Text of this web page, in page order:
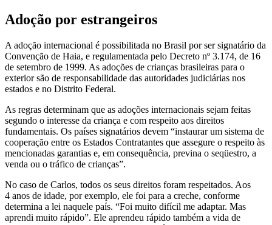
Adoção por estrangeiros
A adoção internacional é possibilitada no Brasil por ser signatário da
Convenção de Haia, e regulamentada pelo Decreto nº 3.174, de 16
de setembro de 1999. As adoções de crianças brasileiras para o
exterior são de responsabilidade das autoridades judiciárias nos
estados e no Distrito Federal.
As regras determinam que as adoções internacionais sejam feitas
segundo o interesse da criança e com respeito aos direitos
fundamentais. Os países signatários devem “instaurar um sistema de
cooperação entre os Estados Contratantes que assegure o respeito às
mencionadas garantias e, em consequência, previna o seqüestro, a
venda ou o tráfico de crianças”.
No caso de Carlos, todos os seus direitos foram respeitados. Aos
4 anos de idade, por exemplo, ele foi para a creche, conforme
determina a lei naquele país. “Foi muito difícil me adaptar. Mas
aprendi muito rápido”. Ele aprendeu rápido também a vida de